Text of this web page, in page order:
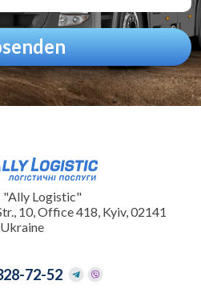
"Ally Logistic"
10, Office 418, Kyiv, 02141
Ukraine
72-52